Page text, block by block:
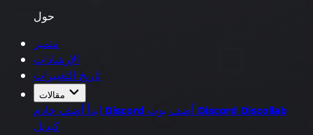
حول
متميز
الإرشادات
تاريخ التغييرات
ابدأ أضف خادم Discord أضف بوت Discord Discollab
كبديل